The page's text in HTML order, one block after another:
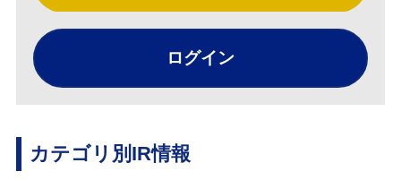
ログイン
カテゴリ別IR情報